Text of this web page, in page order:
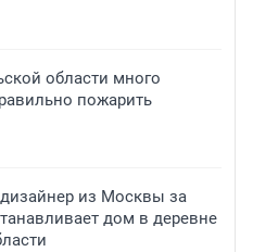
области много
пожарить
из Москвы за
дом в деревне